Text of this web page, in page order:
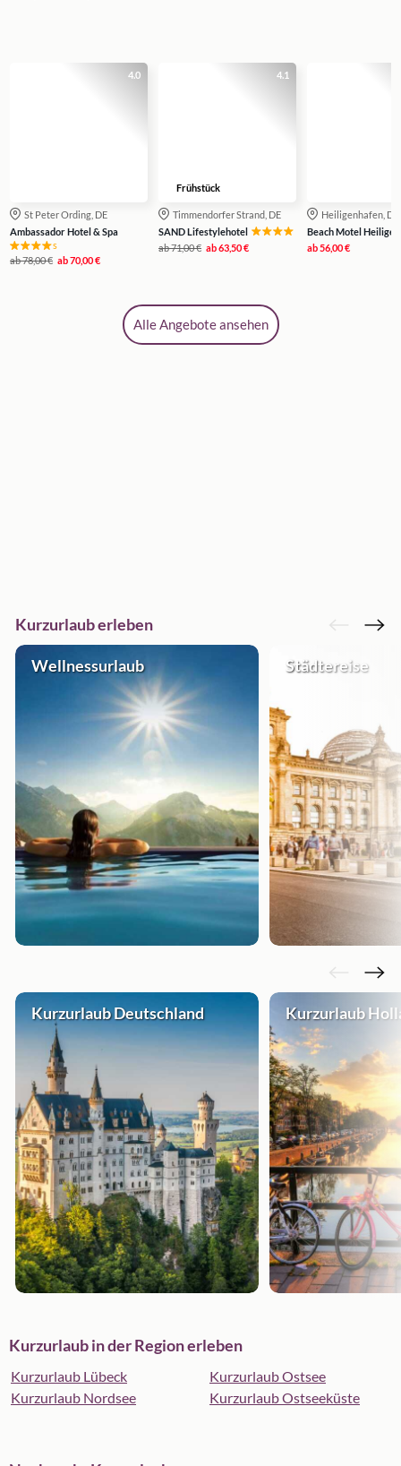
4.0
St Peter Ording, DE
Ambassador Hotel & Spa
s
ab78,00 € ab70,00 €
4.1
Frühstück
Timmendorfer Strand, DE
SAND Lifestylehotel
ab71,00 € ab63,50 €
Heiligenhafen, DE
Beach Motel
ab56,00 €
Alle Angebote ansehen
Kurzurlaub erleben
Wellnessurlaub Städtereise
Kurzurlaub Deutschland Kurzurlaub
Kurzurlaub in der Region erleben
Kurzurlaub Lübeck
Kurzurlaub Nordsee
Kurzurlaub Ostsee
Kurzurlaub Ostseeküste